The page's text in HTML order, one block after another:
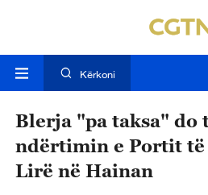
Kërkoni
Blerja "pa taksa" do
ndërtimin e Portit të
Lirë në Hainan